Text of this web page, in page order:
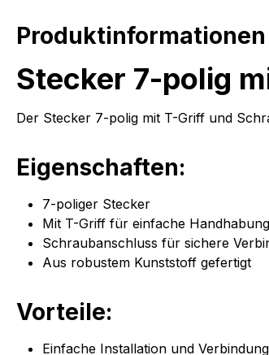
Stecker 7-polig
Der Stecker 7-polig mit T-Griff und
Eigenschaften:
7-poliger Stecker
Mit T-Griff für einfache Handhabung
Schraubanschluss für sichere
Aus robustem Kunststoff gefertigt
Vorteile:
Einfache Installation und Verbindung